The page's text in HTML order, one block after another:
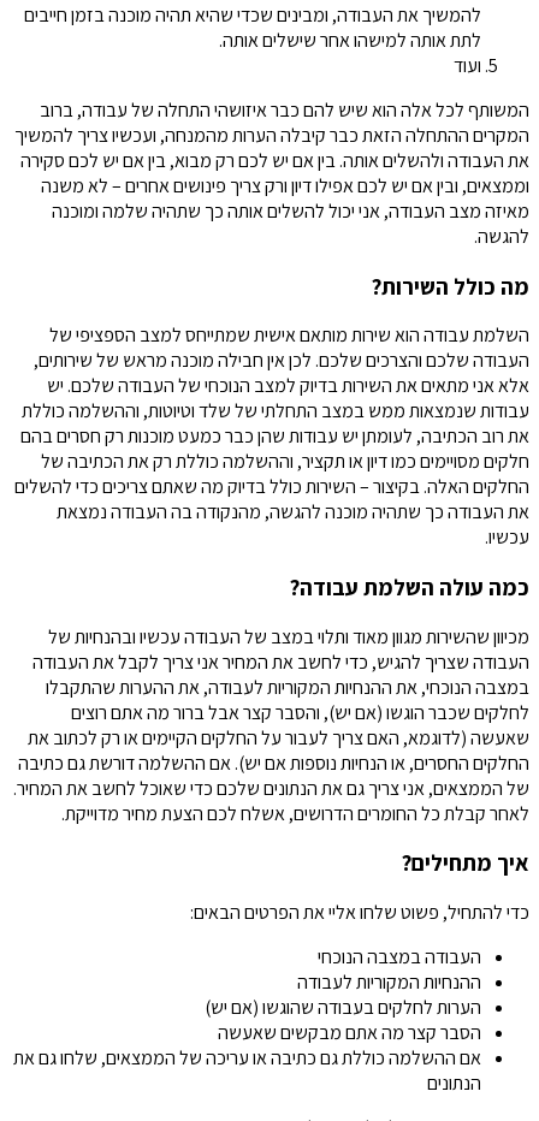
להמשיך את העבודה, ומבינים שכדי שהיא תהיה מוכנה בזמן חייבים
לתת אותה למישהו אחר שישלים אותה.
ועוד
המשותף לכל אלה הוא שיש להם כבר איזושהי התחלה של עבודה, ברוב
המקרים ההתחלה הזאת כבר קיבלה הערות מהמנחה, ועכשיו צריך להמשיך
את העבודה ולהשלים אותה. בין אם יש לכם רק מבוא, בין אם יש לכם סקירה
וממצאים, ובין אם יש לכם אפילו דיון ורק צריך פינושים אחרים – לא משנה
מאיזה מצב העבודה, אני יכול להשלים אותה כך שתהיה שלמה ומוכנה
להגשה.
מה כולל השירות?
השלמת עבודה הוא שירות מותאם אישית שמתייחס למצב הספציפי של
העבודה שלכם והצרכים שלכם. לכן אין חבילה מוכנה מראש של שירותים,
אלא אני מתאים את השירות בדיוק למצב הנוכחי של העבודה שלכם. יש
עבודות שנמצאות ממש במצב התחלתי של שלד וטיוטות, וההשלמה כוללת
את רוב הכתיבה, לעומתן יש עבודות שהן כבר כמעט מוכנות רק חסרים בהם
חלקים מסויימים כמו דיון או תקציר, וההשלמה כוללת רק את הכתיבה של
החלקים האלה. בקיצור – השירות כולל בדיוק מה שאתם צריכים כדי להשלים
את העבודה כך שתהיה מוכנה להגשה, מהנקודה בה העבודה נמצאת
עכשיו.
כמה עולה השלמת עבודה?
מכיוון שהשירות מגוון מאוד ותלוי במצב של העבודה עכשיו ובהנחיות של
העבודה שצריך להגיש, כדי לחשב את המחיר אני צריך לקבל את העבודה
במצבה הנוכחי, את ההנחיות המקוריות לעבודה, את ההערות שהתקבלו
לחלקים שכבר הוגשו (אם יש), והסבר קצר אבל ברור מה אתם רוצים
שאעשה (לדוגמא, האם צריך לעבור על החלקים הקיימים או רק לכתוב את
החלקים החסרים, או הנחיות נוספות אם יש). אם ההשלמה דורשת גם כתיבה
של הממצאים, אני צריך גם את הנתונים שלכם כדי שאוכל לחשב את המחיר.
לאחר קבלת כל החומרים הדרושים, אשלח לכם הצעת מחיר מדוייקת.
איך מתחילים?
כדי להתחיל, פשוט שלחו אליי את הפרטים הבאים:
העבודה במצבה הנוכחי
ההנחיות המקוריות לעבודה
הערות לחלקים בעבודה שהוגשו (אם יש)
הסבר קצר מה אתם מבקשים שאעשה
אם ההשלמה כוללת גם כתיבה או עריכה של הממצאים, שלחו גם את
הנתונים